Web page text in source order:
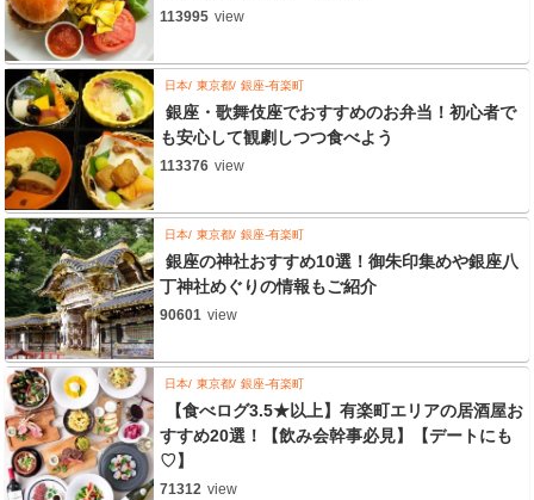
113995 view
日本 東京都 銀座-有楽町
銀座・歌舞伎座でおすすめのお弁当！初心者で
も安心して観劇しつつ食べよう
113376 view
日本 東京都 銀座-有楽町
銀座の神社おすすめ10選！御朱印集めや銀座八
丁神社めぐりの情報もご紹介
90601 view
日本 東京都 銀座-有楽町
【食べログ3.5★以上】有楽町エリアの居酒屋お
すすめ20選！【飲み会幹事必見】【デートにも
♡】
71312 view